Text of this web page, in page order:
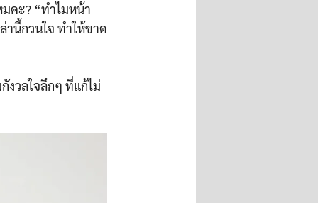
คะ? “ทำไมหน้า
านี้กวนใจ ทำให้ขาด
วลใจลึกๆ ที่แก้ไม่